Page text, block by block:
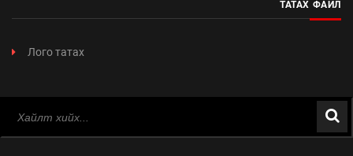
ТАТАХ ФАЙЛ
Лого татах